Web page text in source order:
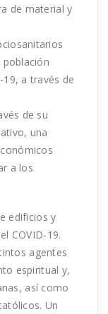
de material y
a través de
de su
una
a los
edificios y
COVID-19.
agentes
espiritual y,
así como
Un